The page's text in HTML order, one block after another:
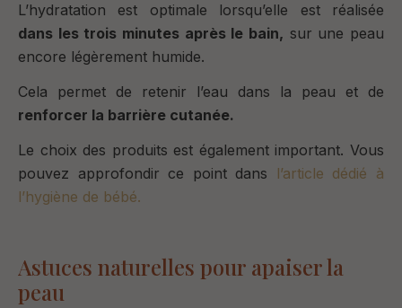
L’hydratation est optimale lorsqu’elle est réalisée
dans les trois minutes après le bain, sur une peau
encore légèrement humide.
Cela permet de retenir l’eau dans la peau et de
renforcer la barrière cutanée.
Le choix des produits est également important. Vous
pouvez approfondir ce point dans
l’article dédié à
l’hygiène de bébé.
Astuces naturelles pour apaiser la
peau